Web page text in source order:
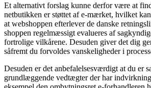
Et alternativt forslag kunne derfor være at
netbutikken er støttet af e-mærket, hvilket
at webshoppen efterlever de danske
shoppen regelmæssigt evalueres af
fortrolige vilkårene. Desuden giver det dig
såfremt du forvoldes vanskeligheder i
Desuden er det anbefalelsesværdigt at du er
grundlæggende vedtægter der har